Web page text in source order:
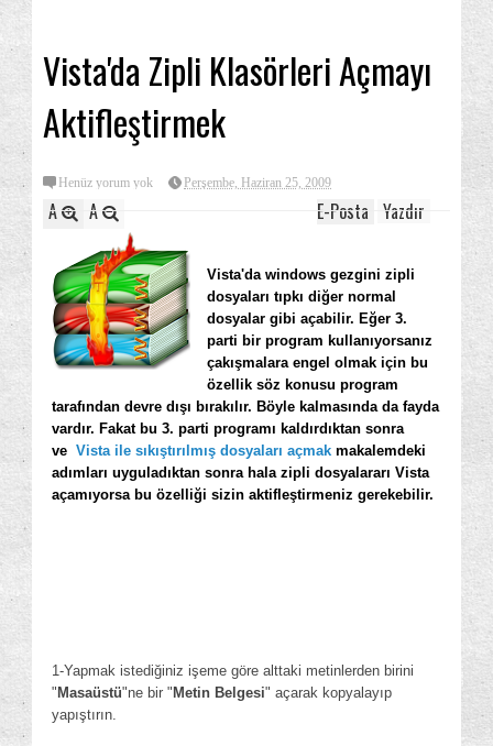
Vista'da Zipli Klasörleri Açmayı
Aktifleştirmek
Henüz yorum yok Perşembe, Haziran 25, 2009
A A Yazdır
E-Posta
Vista'da windows gezgini zipli
dosyaları tıpkı diğer normal
dosyalar gibi açabilir. Eğer 3.
parti bir program kullanıyorsanız
çakışmalara engel olmak için bu
özellik söz konusu program
tarafından devre dışı bırakılır. Böyle kalmasında da fayda
vardır. Fakat bu 3. parti programı kaldırdıktan sonra
ve Vista ile sıkıştırılmış dosyaları açmak makalemdeki
adımları uyguladıktan sonra hala zipli dosyalararı Vista
açamıyorsa bu özelliği sizin aktifleştirmeniz gerekebilir.
1-Yapmak istediğiniz işeme göre alttaki metinlerden birini
" Masaüstü"ne bir " Metin Belgesi" açarak kopyalayıp
yapıştırın.